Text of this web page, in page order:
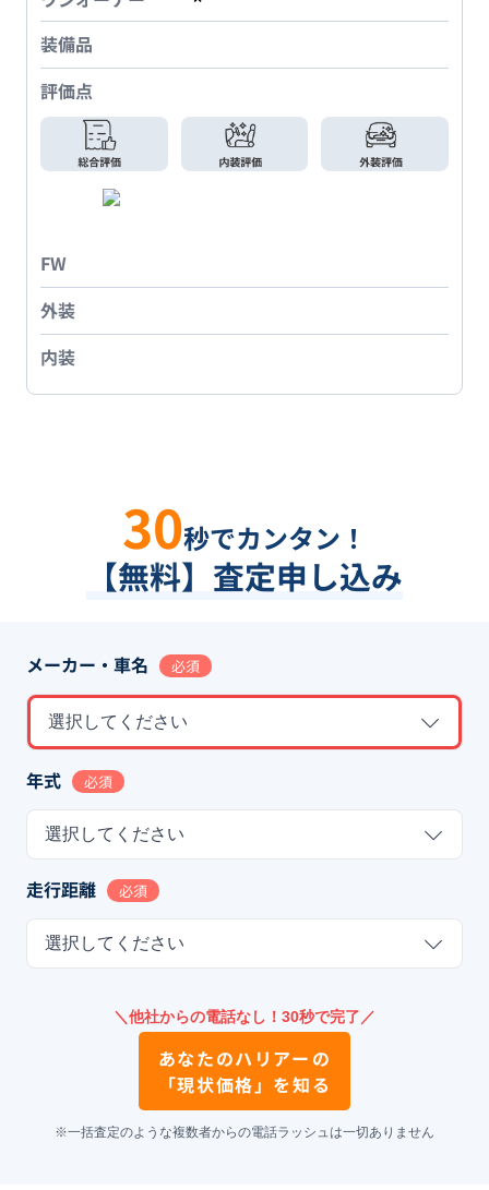
装備品
評価点
FW
外装
内装
30秒でカンタン！
【無料】査定申し込み
メーカー・車名 必須
選択してください
年式 必須
選択してください
走行距離 必須
選択してください
＼他社からの電話なし！30秒で完了／
あなたのハリアー の
「現状価格」を知る
※一括査定のような複数者からの電話ラッシュは一切ありません